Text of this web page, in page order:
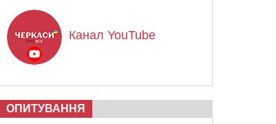
Канал YouTube
ОПИТУВАННЯ